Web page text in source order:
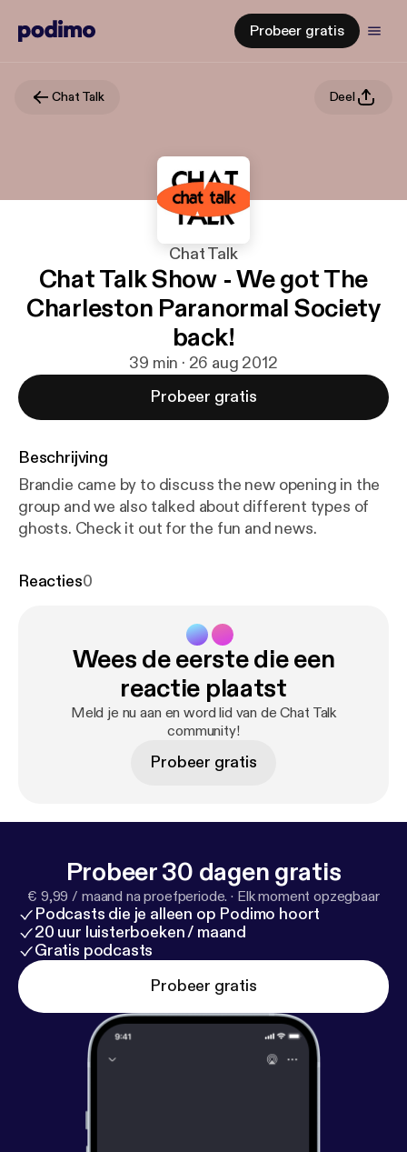
Probeer gratis
Chat Talk Deel
Chat Talk
Chat Talk Show - We got The
Charleston Paranormal Society
back!
39 min · 26 aug 2012
Probeer gratis
Beschrijving
Brandie came by to discuss the new opening in the
group and we also talked about different types of
ghosts. Check it out for the fun and news.
Reacties0
Wees de eerste die een
reactie plaatst
Meld je nu aan en word lid van de Chat Talk
community!
Probeer gratis
Probeer 30 dagen gratis
€ 9,99 / maand na proefperiode. · Elk moment opzegbaar
Podcasts die je alleen op Podimo hoort
20 uur luisterboeken / maand
Gratis podcasts
Probeer gratis